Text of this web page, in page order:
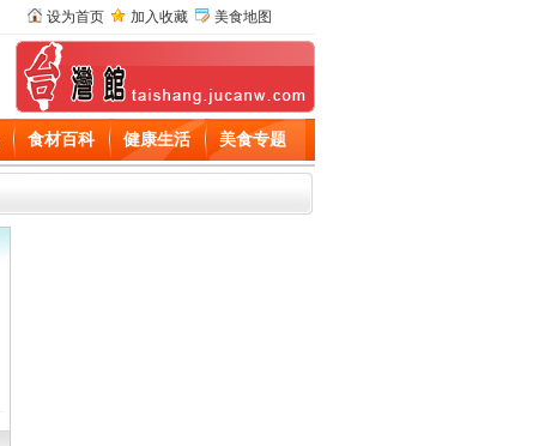
设为首页 加入收藏 美食地图
食材百科 健康生活 美食专题